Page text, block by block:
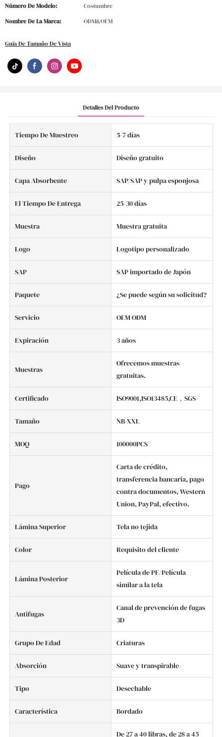
Número De Modelo:
Costumbre
Nombre De La Marca:
ODM&OEM
Guía De Tamaño De Vista
Detalles Del Producto
Tiempo De Muestreo 5-7 días
Diseño Diseño gratuito
Capa Absorbente SAP/SAP y pulpa esponjosa
El Tiempo De Entrega 25-30 días
Muestra Muestra gratuita
Logo Logotipo personalizado
SAP SAP importado de Japón
Paquete ¿Se puede según su solicitud?
Servicio OEM ODM
Expiración 3 años
Muestras
Ofrecemos muestras
gratuitas.
Certificado ISO9001,ISO13485,CE，SGS
Tamaño NB-XXL
MOQ 100000PCS
Pago
Carta de crédito,
transferencia bancaria, pago
contra documentos, Western
Union, PayPal, efectivo.
Lámina Superior Tela no tejida
Color Requisito del cliente
Lámina Posterior
Película de PE/Película
similar a la tela
Antifugas
Canal de prevención de fugas
3D
Grupo De Edad Criaturas
Absorción Suave y transpirable
Tipo Desechable
Característica Bordado
De 27 a 40 libras, de 28 a 45